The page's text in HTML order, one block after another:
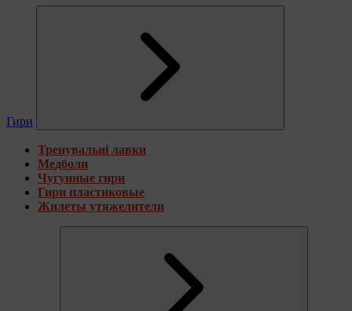
Гири
Тренувальні лавки
Медболи
Чугунные гири
Гири пластиковые
Жилеты утяжелители